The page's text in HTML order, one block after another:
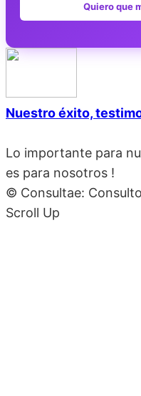
Quiero que
Nuestro éxito,
Lo importante para
es para nosotros !
© Consultae:
Scroll Up